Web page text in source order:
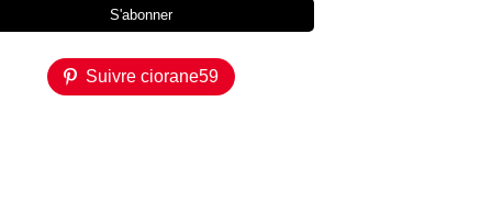
Suivre ciorane59